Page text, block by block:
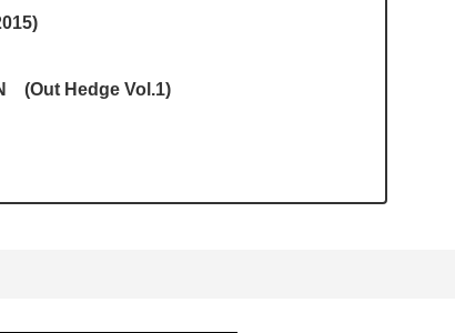
(Out Hedge Vol.1)